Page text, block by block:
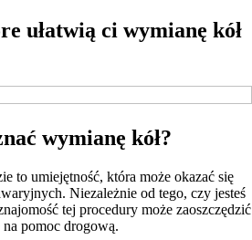
ułatwią ci wymianę kół
wymianę kół?
to umiejętność, która może okazać się
Niezależnie od tego, czy jesteś
tej procedury może zaoszczędzić
pomoc drogową.